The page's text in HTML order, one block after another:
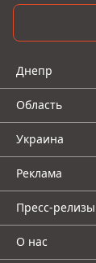
Днепр
Область
Украина
Реклама
Пресс-релизы
О нас